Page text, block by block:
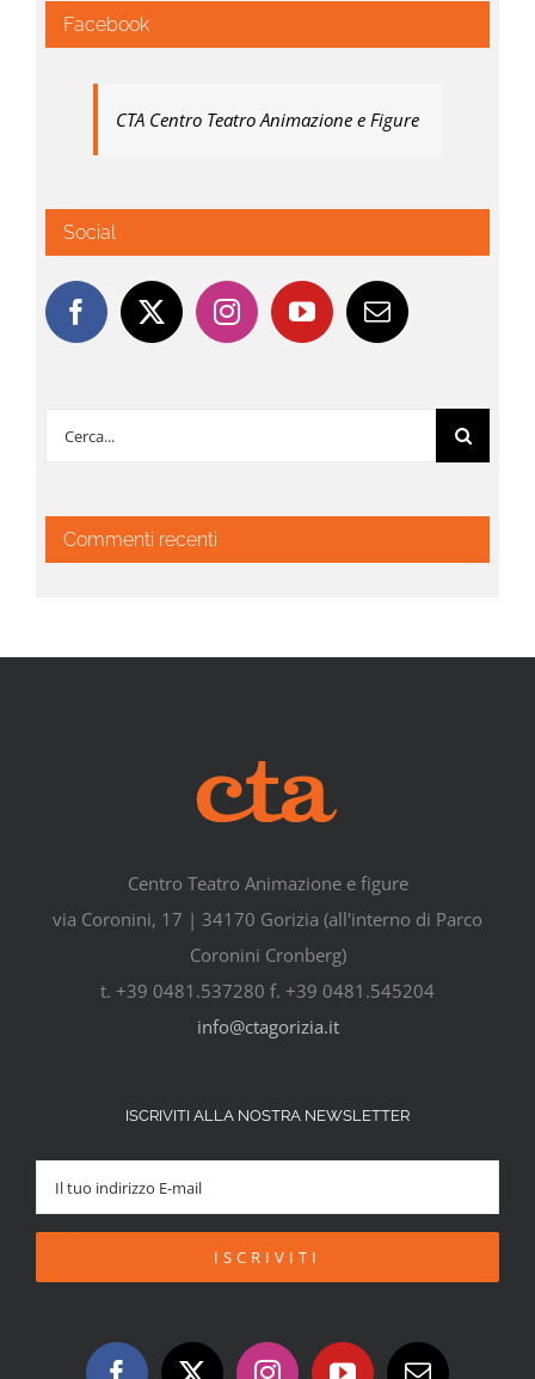
Facebook
CTA Centro Teatro Animazione e Figure
Social
Cerca
Commenti recenti
Centro Teatro Animazione e figure
via Coronini, 17 | 34170 Gorizia (all'interno di Parco
Coronini Cronberg)
t. +39 0481.537280 f. +39 0481.545204
info@ctagorizia.it
ISCRIVITI ALLA NOSTRA NEWSLETTER